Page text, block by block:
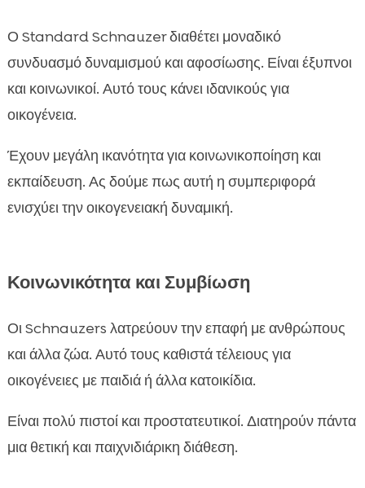
Ο Standard Schnauzer διαθέτει μοναδικό
συνδυασμό δυναμισμού και αφοσίωσης. Είναι έξυπνοι
και κοινωνικοί. Αυτό τους κάνει ιδανικούς για
οικογένεια.
Έχουν μεγάλη ικανότητα για κοινωνικοποίηση και
εκπαίδευση. Ας δούμε πως αυτή η συμπεριφορά
ενισχύει την οικογενειακή δυναμική.
Κοινωνικότητα και Συμβίωση
Οι Schnauzers λατρεύουν την επαφή με ανθρώπους
και άλλα ζώα. Αυτό τους καθιστά τέλειους για
οικογένειες με παιδιά ή άλλα κατοικίδια.
Είναι πολύ πιστοί και προστατευτικοί. Διατηρούν πάντα
μια θετική και παιχνιδιάρικη διάθεση.